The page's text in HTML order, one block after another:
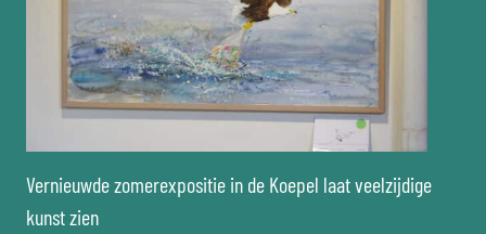
Vernieuwde zomerexpositie in de Koepel laat veelzijdige
kunst zien